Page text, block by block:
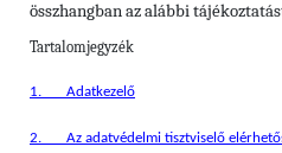
összhangban az alábbi
Tartalomjegyzék
1. Adatkezelő
2. Az adatvédelmi tisztviselő